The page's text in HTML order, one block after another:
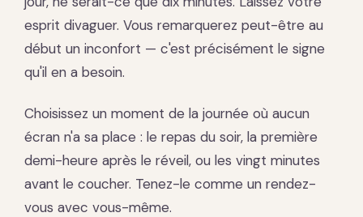
esprit divaguer. Vous remarquerez peut-être au
début un inconfort — c'est précisément le signe
qu'il en a besoin.
Choisissez un moment de la journée où aucun
écran n'a sa place : le repas du soir, la première
demi-heure après le réveil, ou les vingt minutes
avant le coucher. Tenez-le comme un rendez-
vous avec vous-même.